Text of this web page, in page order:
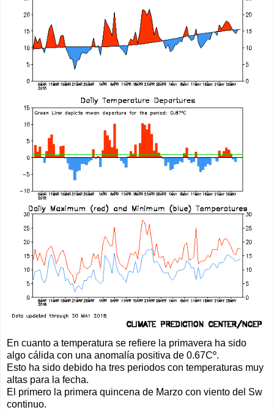
En cuanto a temperatura se refiere la primavera ha sido
algo cálida con una anomalía positiva de 0.67Cº.
Esto ha sido debido ha tres periodos con temperaturas muy
altas para la fecha.
El primero la primera quincena de Marzo con viento del Sw
continuo.